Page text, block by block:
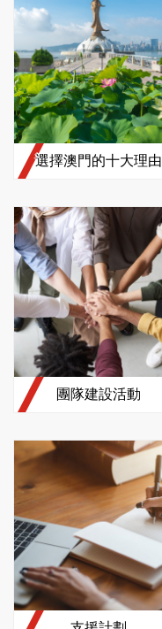
選擇澳門的十大理由
團隊建設活動